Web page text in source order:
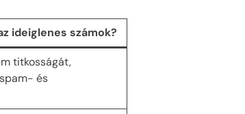
ideiglenes számok?
titkosságát,
és